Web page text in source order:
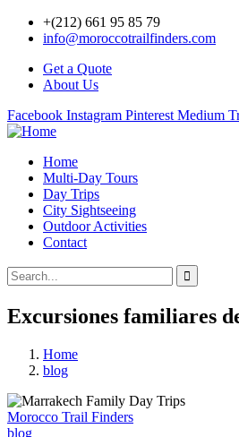
+(212) 661 95 85 79
info@moroccotrailfinders.com
Get a Quote
About Us
Facebook Instagram Pinterest Medium
Home
Multi-Day Tours
Day Trips
City Sightseeing
Outdoor Activities
Contact
Excursiones familiares
Home
blog
Morocco Trail Finders
blog